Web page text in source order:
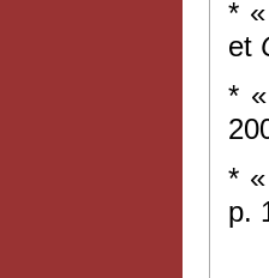
*
et
*
*
p.